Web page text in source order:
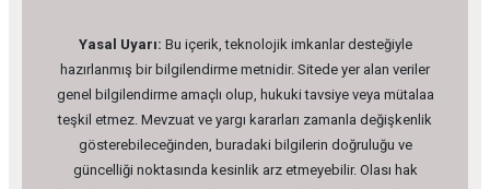
Yasal Uyarı: Bu içerik, teknolojik imkanlar desteğiyle
hazırlanmış bir bilgilendirme metnidir. Sitede yer alan veriler
genel bilgilendirme amaçlı olup, hukuki tavsiye veya mütalaa
teşkil etmez. Mevzuat ve yargı kararları zamanla değişkenlik
gösterebileceğinden, buradaki bilgilerin doğruluğu ve
güncelliği noktasında kesinlik arz etmeyebilir. Olası hak